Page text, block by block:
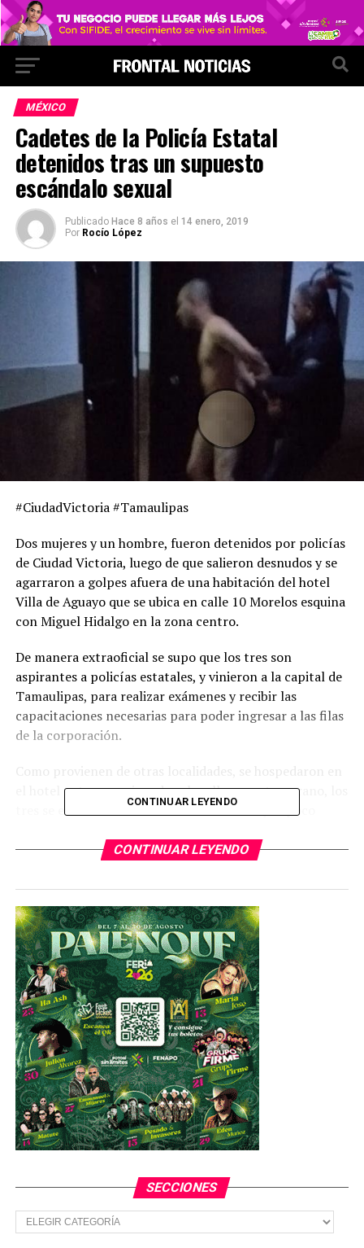
MÉXICO
Cadetes de la Policía Estatal
detenidos tras un supuesto
escándalo sexual
Publicado Hace 8 años el 14 enero, 2019
Por Rocío López
#CiudadVictoria #Tamaulipas
Dos mujeres y un hombre, fueron detenidos por policías
de Ciudad Victoria, luego de que salieron desnudos y se
agarraron a golpes afuera de una habitación del hotel
Villa de Aguayo que se ubica en calle 10 Morelos esquina
con Miguel Hidalgo en la zona centro.
De manera extraoficial se supo que los tres son
aspirantes a policías estatales, y vinieron a la capital de
Tamaulipas, para realizar exámenes y recibir las
capacitaciones necesarias para poder ingresar a las filas
de la corporación.
Como provienen de otras localidades, se hospedaron en
el hotel antes mencionado, y hoy llegaron temprano, los
tres se encerraron en una sola habitación y al poco
gritos, pero pensaron que eran propios de un encuentro
Sin embargo enseguida el hombre salió de la habitación
completamente desnudo, seguido de una mujer que
también estaba desnuda y le hacía reclamos sexuales, al
mismo tiempo que le tiraba manotazos, y la otra mujer
que estaba semidesnuda trataba de detener a su
compañera.
Los trabajadores del hotel tuvieron que llamar al
Sistema de Emergencias 911, y enseguida llegaron varios
policías, quienes detuvieron a los rijosos para ser
llevados ante un Ministerio Público.
TEMAS RELACIONADOS
Neza contará con un modelo neoyorquino de “Ciclo
NO TE PIERDAS
CONTINUAR LEYENDO
CONTINUAR LEYENDO
SECCIONES
Secciones